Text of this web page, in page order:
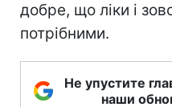
добре, що ліки і
потрібними.
Не упустите
наши